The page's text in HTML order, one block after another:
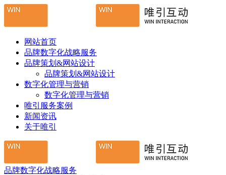
网站首页
品牌数字化战略服务
品牌策划&网站设计
品牌策划&网站设计
数字化管理与营销
数字化管理与营销
唯引服务案例
新闻资讯
关于唯引
品牌数字化战略服务